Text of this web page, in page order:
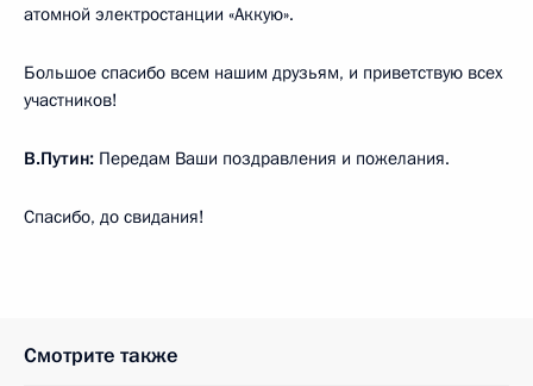
атомной электростанции «Аккую».
Большое спасибо всем нашим друзьям, и приветствую всех
участников!
В.Путин: Передам Ваши поздравления и пожелания.
Спасибо, до свидания!
Смотрите также